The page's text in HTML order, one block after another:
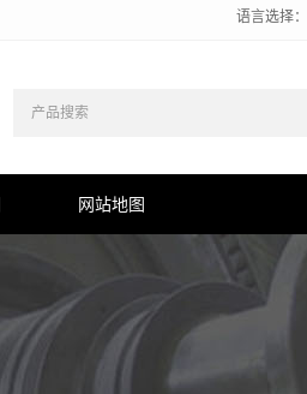
语言选择：
网站地图